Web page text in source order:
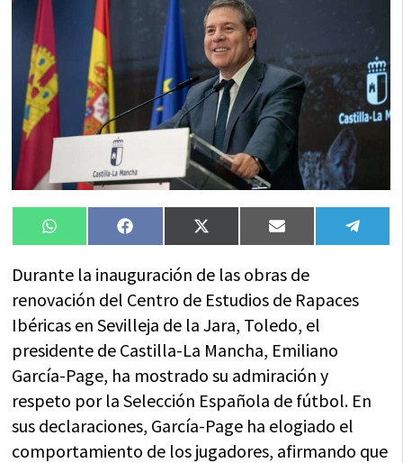
Compartir
en
WhatsAppCompartir
en
FacebookCompartir
en
X
(Twitter)
Compartir
en
Email
en
Durante la inauguración de las obras de
renovación del Centro de Estudios de Rapaces
Ibéricas en Sevilleja de la Jara, Toledo, el
presidente de Castilla-La Mancha, Emiliano
García-Page, ha mostrado su admiración y
respeto por la Selección Española de fútbol. En
sus declaraciones, García-Page ha elogiado el
comportamiento de los jugadores, afirmando que